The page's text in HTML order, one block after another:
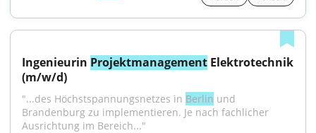
Ingenieurin Projektmanagement Elektrotechnik
(m/w/d)
"...des Höchstspannungsnetzes in Berlin und
Brandenburg zu implementieren. Je nach fachlicher
Ausrichtung im Bereich..."